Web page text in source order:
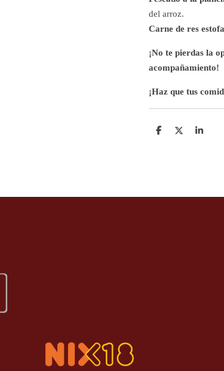
del arroz.
Carne de res
¡No te pierdas la
acompañamiento!
¡Haz que tus
D
D
S